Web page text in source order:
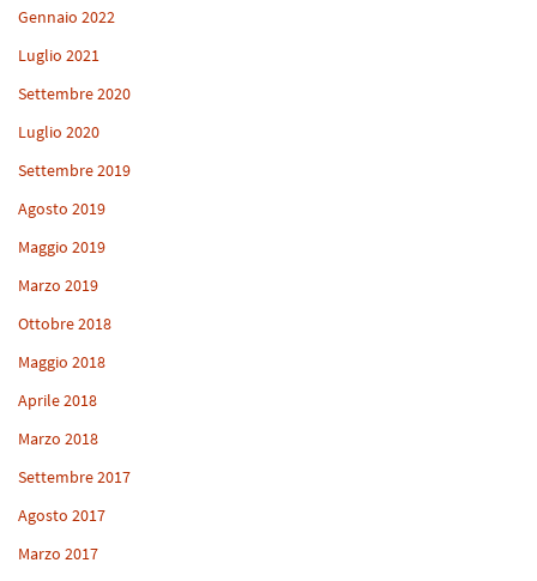
Gennaio 2022
Luglio 2021
Settembre 2020
Luglio 2020
Settembre 2019
Agosto 2019
Maggio 2019
Marzo 2019
Ottobre 2018
Maggio 2018
Aprile 2018
Marzo 2018
Settembre 2017
Agosto 2017
Marzo 2017